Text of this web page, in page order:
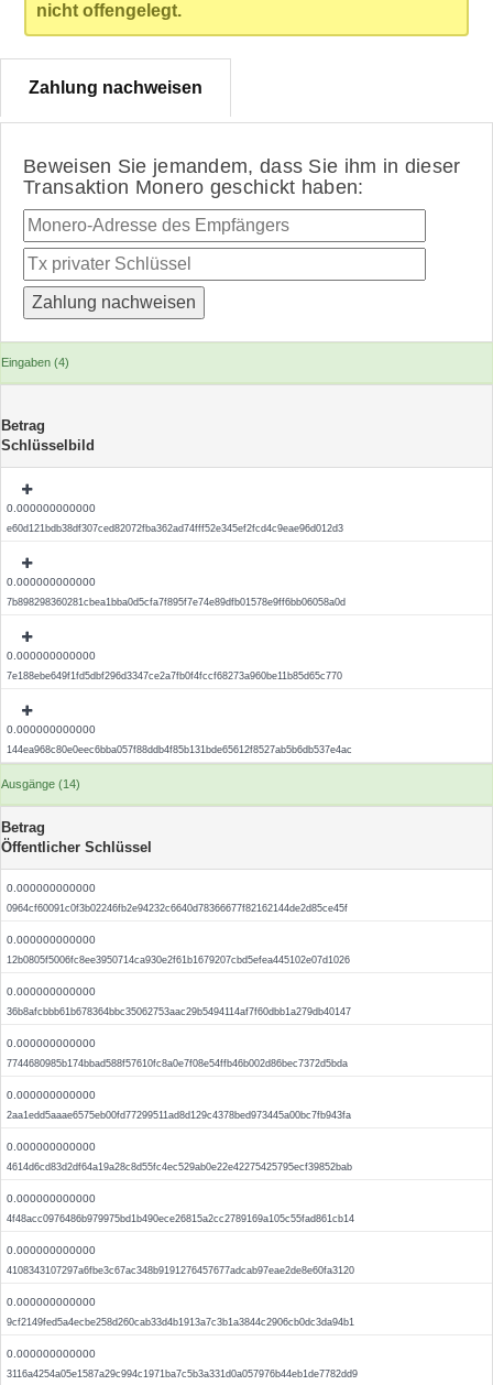
nicht offengelegt.
Zahlung nachweisen
Beweisen Sie jemandem, dass Sie ihm in dieser
Transaktion Monero geschickt haben:
Eingaben (4)
Betrag
Schlüsselbild
0.000000000000
e60d121bdb38df307ced82072fba362ad74fff52e345ef2fcd4c9eae96d012d3
0.000000000000
7b898298360281cbea1bba0d5cfa7f895f7e74e89dfb01578e9ff6bb06058a0d
0.000000000000
7e188ebe649f1fd5dbf296d3347ce2a7fb0f4fccf68273a960be11b85d65c770
0.000000000000
144ea968c80e0eec6bba057f88ddb4f85b131bde65612f8527ab5b6db537e4ac
Ausgänge (14)
Betrag
Öffentlicher Schlüssel
0.000000000000
0964cf60091c0f3b02246fb2e94232c6640d78366677f82162144de2d85ce45f
0.000000000000
12b0805f5006fc8ee3950714ca930e2f61b1679207cbd5efea445102e07d1026
0.000000000000
36b8afcbbb61b678364bbc35062753aac29b5494114af7f60dbb1a279db40147
0.000000000000
7744680985b174bbad588f57610fc8a0e7f08e54ffb46b002d86bec7372d5bda
0.000000000000
2aa1edd5aaae6575eb00fd77299511ad8d129c4378bed973445a00bc7fb943fa
0.000000000000
4614d6cd83d2df64a19a28c8d55fc4ec529ab0e22e42275425795ecf39852bab
0.000000000000
4f48acc0976486b979975bd1b490ece26815a2cc2789169a105c55fad861cb14
0.000000000000
4108343107297a6fbe3c67ac348b9191276457677adcab97eae2de8e60fa3120
0.000000000000
9cf2149fed5a4ecbe258d260cab33d4b1913a7c3b1a3844c2906cb0dc3da94b1
0.000000000000
3116a4254a05e1587a29c994c1971ba7c5b3a331d0a057976b44eb1de7782dd9